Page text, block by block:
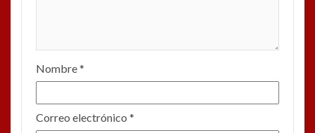
Nombre*
Correo electrónico *